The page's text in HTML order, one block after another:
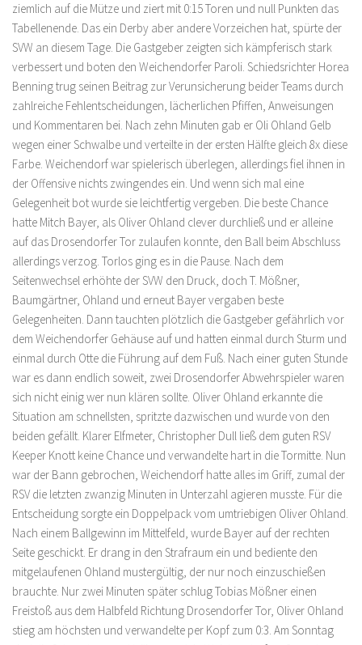
ziemlich auf die Mütze und ziert mit 0:15 Toren und null Punkten das
Tabellenende. Das ein Derby aber andere Vorzeichen hat, spürte der
SVW an diesem Tage. Die Gastgeber zeigten sich kämpferisch stark
verbessert und boten den Weichendorfer Paroli. Schiedsrichter Horea
Benning trug seinen Beitrag zur Verunsicherung beider Teams durch
zahlreiche Fehlentscheidungen, lächerlichen Pfiffen, Anweisungen
und Kommentaren bei. Nach zehn Minuten gab er Oli Ohland Gelb
wegen einer Schwalbe und verteilte in der ersten Hälfte gleich 8x diese
Farbe. Weichendorf war spielerisch überlegen, allerdings fiel ihnen in
der Offensive nichts zwingendes ein. Und wenn sich mal eine
Gelegenheit bot wurde sie leichtfertig vergeben. Die beste Chance
hatte Mitch Bayer, als Oliver Ohland clever durchließ und er alleine
auf das Drosendorfer Tor zulaufen konnte, den Ball beim Abschluss
allerdings verzog. Torlos ging es in die Pause. Nach dem
Seitenwechsel erhöhte der SVW den Druck, doch T. Mößner,
Baumgärtner, Ohland und erneut Bayer vergaben beste
Gelegenheiten. Dann tauchten plötzlich die Gastgeber gefährlich vor
dem Weichendorfer Gehäuse auf und hatten einmal durch Sturm und
einmal durch Otte die Führung auf dem Fuß. Nach einer guten Stunde
war es dann endlich soweit, zwei Drosendorfer Abwehrspieler waren
sich nicht einig wer nun klären sollte. Oliver Ohland erkannte die
Situation am schnellsten, spritzte dazwischen und wurde von den
beiden gefällt. Klarer Elfmeter, Christopher Dull ließ dem guten RSV
Keeper Knott keine Chance und verwandelte hart in die Tormitte. Nun
war der Bann gebrochen, Weichendorf hatte alles im Griff, zumal der
RSV die letzten zwanzig Minuten in Unterzahl agieren musste. Für die
Entscheidung sorgte ein Doppelpack vom umtriebigen Oliver Ohland.
Nach einem Ballgewinn im Mittelfeld, wurde Bayer auf der rechten
Seite geschickt. Er drang in den Strafraum ein und bediente den
mitgelaufenen Ohland mustergültig, der nur noch einzuschießen
brauchte. Nur zwei Minuten später schlug Tobias Mößner einen
Freistoß aus dem Halbfeld Richtung Drosendorfer Tor, Oliver Ohland
stieg am höchsten und verwandelte per Kopf zum 0:3. Am Sonntag